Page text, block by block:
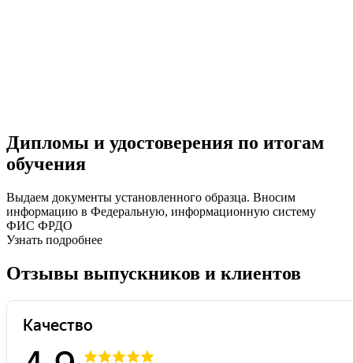
Дипломы и удостоверения по итогам
обучения
Выдаем документы установленного образца. Вносим
информацию в Федеральную, информационную систему
ФИС ФРДО
Узнать подробнее
Отзывы выпускников и клиентов